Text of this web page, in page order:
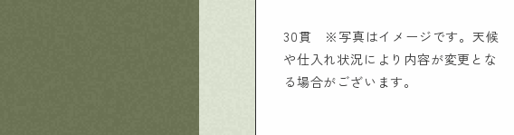
30貫 ※写真はイメージです。天候
や仕入れ状況により内容が変更とな
る場合がございます。